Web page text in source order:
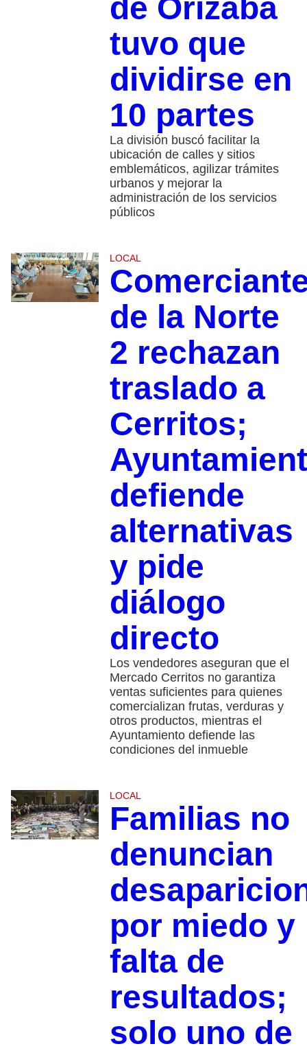
de Orizaba
tuvo que
dividirse en
10 partes
La división buscó facilitar la
ubicación de calles y sitios
emblemáticos, agilizar trámites
urbanos y mejorar la
administración de los servicios
públicos
LOCAL
de la Norte
2 rechazan
traslado a
Cerritos;
defiende
alternativas
y pide
diálogo
directo
Los vendedores aseguran que el
Mercado Cerritos no garantiza
ventas suficientes para quienes
comercializan frutas, verduras y
otros productos, mientras el
Ayuntamiento defiende las
condiciones del inmueble
LOCAL
Familias no
denuncian
por miedo y
falta de
resultados;
solo uno de